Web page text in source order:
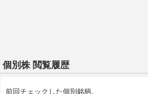
個別株 閲覧履歴
前回チェックした個別銘柄。